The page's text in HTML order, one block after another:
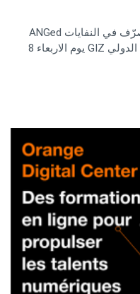
تنظم وزارة البيئة والوكالة الوطنيّة للتصرّف في النفايات ANGed
بالتعاون مع المؤسسة الألمانية للتعاون الدولي GIZ يوم الاربعاء 8